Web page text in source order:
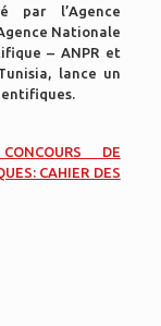
par l’Agence
Nationale
– ANPR et
lance un
DE
CAHIER DES